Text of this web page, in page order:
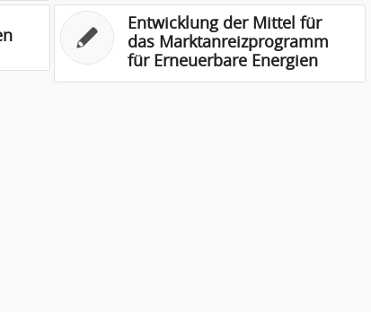
Entwicklung der Mittel für
das Marktanreizprogramm
für Erneuerbare Energien